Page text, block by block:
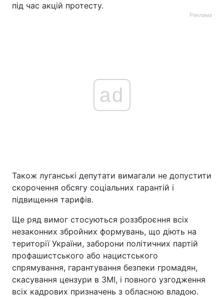
під час акцій протесту.
Реклама
ad
Також луганські депутати вимагали не допустити
скорочення обсягу соціальних гарантій і
підвищення тарифів.
Ще ряд вимог стосуються роззброєння всіх
незаконних збройних формувань, що діють на
території України, заборони політичних партій
профашистського або нацистського
спрямування, гарантування безпеки громадян,
скасування цензури в ЗМІ, і повного узгодження
всіх кадрових призначень з обласною владою.